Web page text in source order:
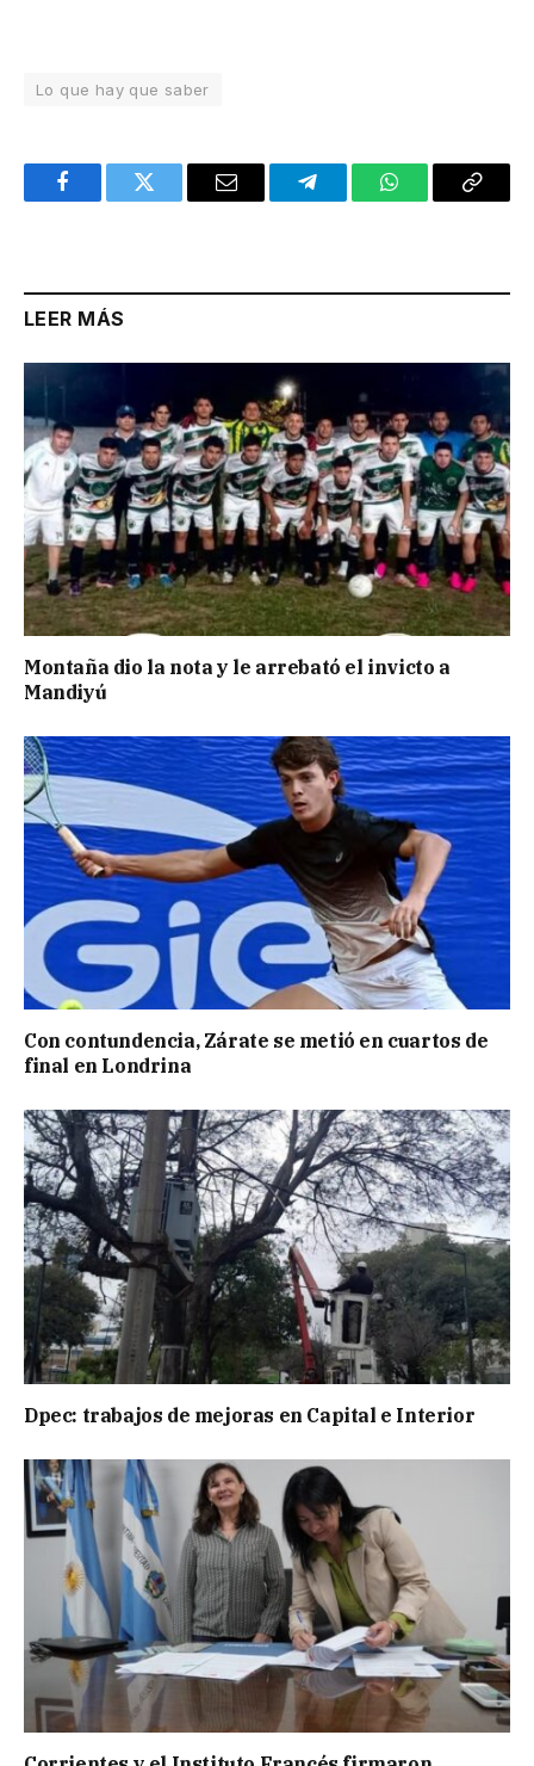
Lo que hay que saber
FacebookTwitter Email TelegramWhatsAppCopy
LEER MÁS
Montaña dio la nota y le arrebató el invicto a
Mandiyú
Con contundencia, Zárate se metió en cuartos de
final en Londrina
Dpec: trabajos de mejoras en Capital e Interior